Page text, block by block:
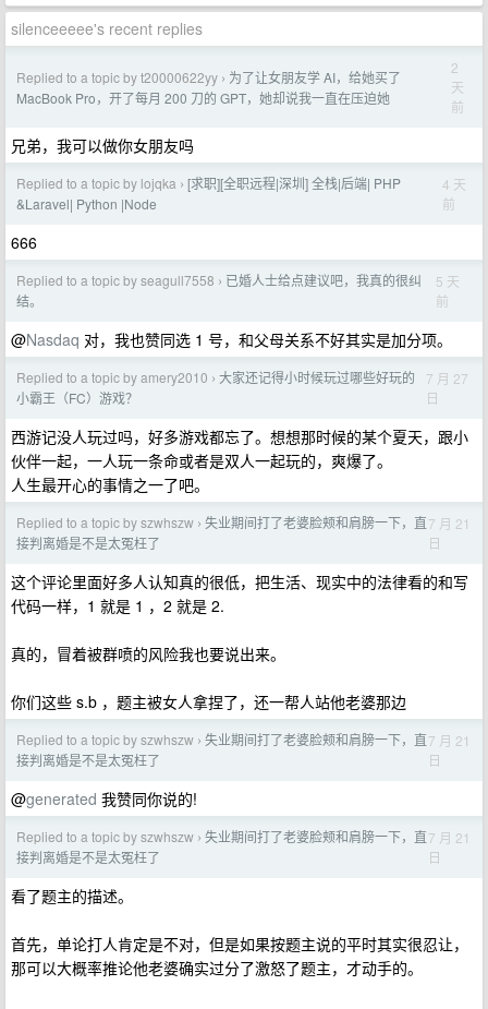
silenceeeee's recent replies
Replied to a topic by t20000622yy › 为了让女朋友学 AI，给她买了
MacBook Pro，开了每月 200 刀的 GPT，她却说我一直在压迫她
2
天
前
兄弟，我可以做你女朋友吗
Replied to a topic by lojqka › [求职][全职远程|深圳] 全栈|后端| PHP
&Laravel| Python |Node
4 天
前
666
Replied to a topic by seagull7558 › 已婚人士给点建议吧，我真的很纠
结。
5 天
前
@Nasdaq 对，我也赞同选 1 号，和父母关系不好其实是加分项。
Replied to a topic by amery2010 › 大家还记得小时候玩过哪些好玩的
小霸王（FC）游戏？
7 月 27
日
西游记没人玩过吗，好多游戏都忘了。想想那时候的某个夏天，跟小
伙伴一起，一人玩一条命或者是双人一起玩的，爽爆了。
人生最开心的事情之一了吧。
Replied to a topic by szwhszw › 失业期间打了老婆脸颊和肩膀一下，直
接判离婚是不是太冤枉了
7 月 21
日
这个评论里面好多人认知真的很低，把生活、现实中的法律看的和写
代码一样，1 就是 1 ，2 就是 2.
真的，冒着被群喷的风险我也要说出来。
你们这些 s.b ，题主被女人拿捏了，还一帮人站他老婆那边
Replied to a topic by szwhszw › 失业期间打了老婆脸颊和肩膀一下，直
接判离婚是不是太冤枉了
7 月 21
日
@generated 我赞同你说的!
Replied to a topic by szwhszw › 失业期间打了老婆脸颊和肩膀一下，直
接判离婚是不是太冤枉了
7 月 21
日
看了题主的描述。
首先，单论打人肯定是不对，但是如果按题主说的平时其实很忍让，
那可以大概率推论他老婆确实过分了激怒了题主，才动手的。